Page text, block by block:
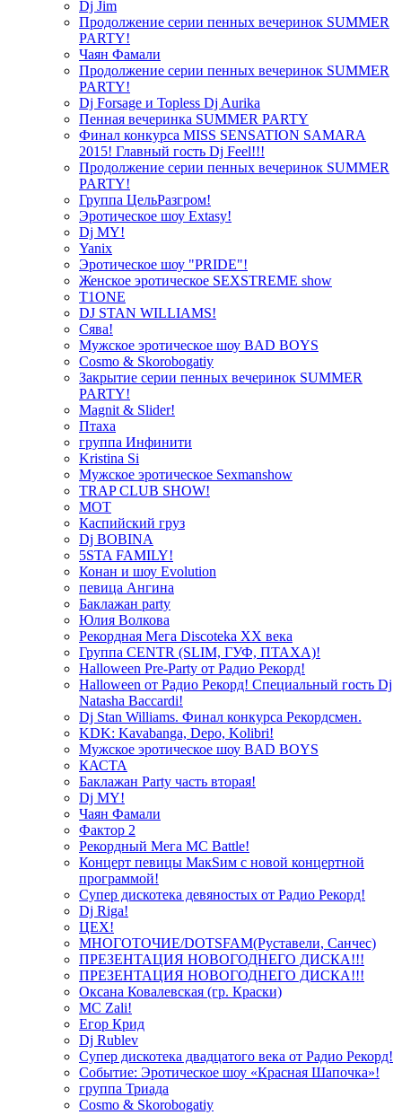
Dj Jim
Продолжение серии пенных вечеринок SUMMER
PARTY!
Чаян Фамали
Продолжение серии пенных вечеринок SUMMER
PARTY!
Dj Forsage и Topless Dj Aurika
Пенная вечеринка SUMMER PARTY
Финал конкурса MISS SENSATION SAMARA
2015! Главный гость Dj Feel!!!
Продолжение серии пенных вечеринок SUMMER
PARTY!
Группа ЦельРазгром!
Эротическое шоу Extasy!
Dj MY!
Yanix
Эротическое шоу "PRIDE"!
Женское эротическое SEXSTREME show
T1ONE
DJ STAN WILLIAMS!
Сява!
Мужское эротическое шоу BAD BOYS
Cosmo & Skorobogatiy
Закрытие серии пенных вечеринок SUMMER
PARTY!
Magnit & Slider!
Птаха
группа Инфинити
Kristina Si
Мужское эротическое Sexmanshow
TRAP CLUB SHOW!
МОТ
Каспийский груз
Dj BOBINA
5STA FAMILY!
Конан и шоу Evolution
певица Ангина
Баклажан party
Юлия Волкова
Рекордная Мега Discoteka XX века
Группа CENTR (SLIM, ГУФ, ПТАХА)!
Halloween Pre-Party от Радио Рекорд!
Halloween от Радио Рекорд! Специальный гость Dj
Natasha Baccardi!
Dj Stan Williams. Финал конкурса Рекордсмен.
KDK: Kavabanga, Depo, Kolibri!
Мужское эротическое шоу BAD BOYS
КАСТА
Баклажан Party часть вторая!
Dj MY!
Чаян Фамали
Фактор 2
Рекордный Мега МС Battle!
Концерт певицы МакSим с новой концертной
программой!
Супер дискотека девяностых от Радио Рекорд!
Dj Riga!
ЦЕХ!
МНОГОТОЧИЕ/DOTSFAM(Руставели, Санчес)
ПРЕЗЕНТАЦИЯ НОВОГОДНЕГО ДИСКА!!!
ПРЕЗЕНТАЦИЯ НОВОГОДНЕГО ДИСКА!!!
Оксана Ковалевская (гр. Краски)
MC Zali!
Егор Крид
Dj Rublev
Супер дискотека двадцатого века от Радио Рекорд!
Событие: Эротическое шоу «Красная Шапочка»!
группа Триада
Cosmo & Skorobogatiy